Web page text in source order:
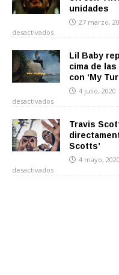
unidades
27 marzo,
desactivados
Lil Baby
cima de
con ‘My
4 julio, 2020
desactivados
Travis
Scotts’
4 mayo, 2020
desactivados